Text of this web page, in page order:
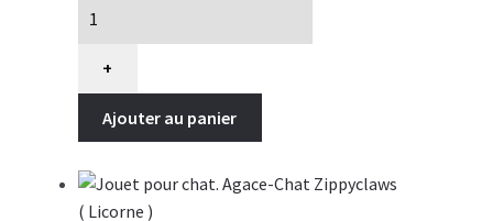
Jouet
chat.
Zippyclaws
et
Abeille
+
Ajouter au panier